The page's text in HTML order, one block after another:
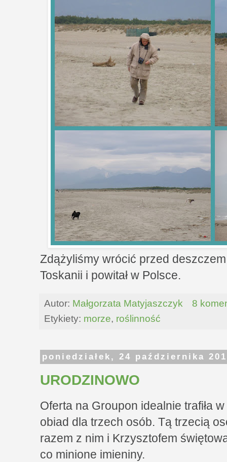
Zdążyliśmy wrócić przed
Toskanii i powitał w Polsce.
Autor: Małgorzata Matyjaszczyk
8
Etykiety: morze, roślinność
poniedziałek, 24 października
URODZINOWO
Oferta na Groupon idealnie trafiła
obiad dla trzech osób. Tą trzecią
razem z nim i Krzysztofem
co minione imieniny.